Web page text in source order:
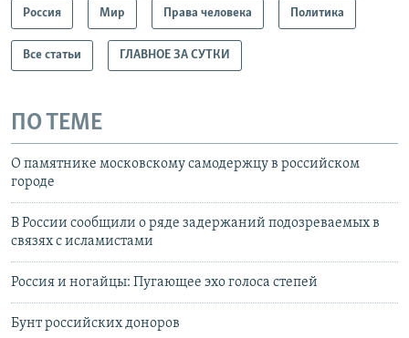
Россия Мир Права человека Политика
Все статьи ГЛАВНОЕ ЗА СУТКИ
ПО ТЕМЕ
О памятнике московскому самодержцу в российском
городе
В России сообщили о ряде задержаний подозреваемых в
связях с исламистами
Россия и ногайцы: Пугающее эхо голоса степей
Бунт российских доноров